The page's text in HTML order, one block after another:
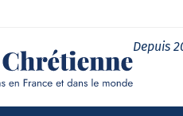
Depuis